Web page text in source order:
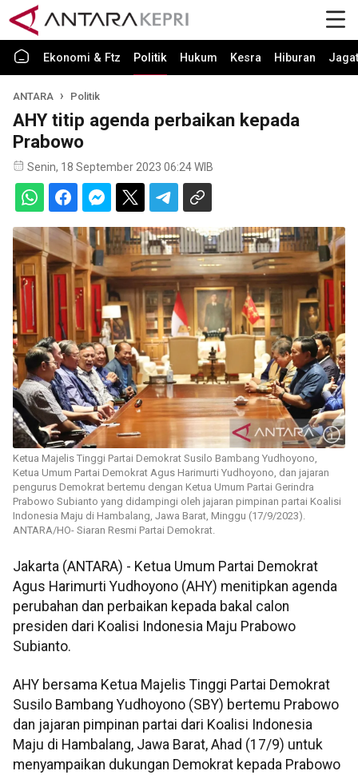
Ekonomi & Ftz Politik Hukum Kesra Hiburan Jagat
ANTARA Politik
AHY titip agenda perbaikan kepada
Prabowo
Senin, 18 September 2023 06:24 WIB
Ketua Majelis Tinggi Partai Demokrat Susilo Bambang Yudhoyono,
Ketua Umum Partai Demokrat Agus Harimurti Yudhoyono, dan jajaran
pengurus Demokrat bertemu dengan Ketua Umum Partai Gerindra
Prabowo Subianto yang didampingi oleh jajaran pimpinan partai Koalisi
Indonesia Maju di Hambalang, Jawa Barat, Minggu (17/9/2023).
ANTARA/HO- Siaran Resmi Partai Demokrat.
Jakarta (ANTARA) - Ketua Umum Partai Demokrat
Agus Harimurti Yudhoyono (AHY) menitipkan agenda
perubahan dan perbaikan kepada bakal calon
presiden dari Koalisi Indonesia Maju Prabowo
Subianto.
AHY bersama Ketua Majelis Tinggi Partai Demokrat
Susilo Bambang Yudhoyono (SBY) bertemu Prabowo
dan jajaran pimpinan partai dari Koalisi Indonesia
Maju di Hambalang, Jawa Barat, Ahad (17/9) untuk
menyampaikan dukungan Demokrat kepada Prabowo